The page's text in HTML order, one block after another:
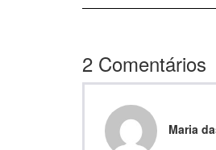
2 Comentários
Maria